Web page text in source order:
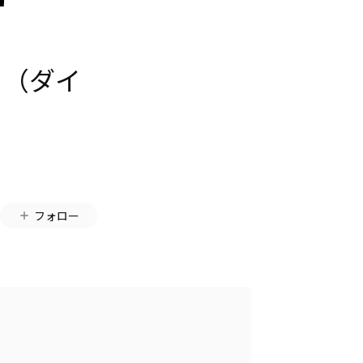
ダイ
フォロー